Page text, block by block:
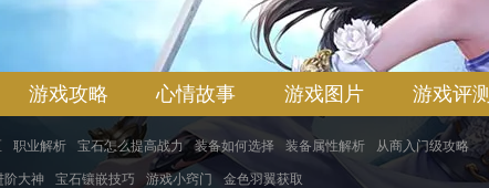
游戏攻略 心情故事 游戏图片 游戏评测
职业解析 宝石怎么提高战力 装备如何选择 装备属性解析 从商入门级攻略
阶大神 宝石镶嵌技巧 游戏小窍门 金色羽翼获取